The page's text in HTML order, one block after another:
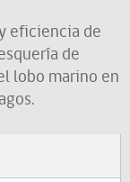
eficiencia de
de
lobo marino en